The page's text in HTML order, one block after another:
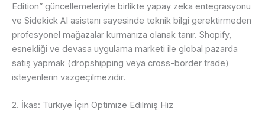
Edition” güncellemeleriyle birlikte yapay zeka entegrasyonu
ve Sidekick AI asistanı sayesinde teknik bilgi gerektirmeden
profesyonel mağazalar kurmanıza olanak tanır. Shopify,
esnekliği ve devasa uygulama marketi ile global pazarda
satış yapmak (dropshipping veya cross-border trade)
isteyenlerin vazgeçilmezidir.
2. İkas: Türkiye İçin Optimize Edilmiş Hız